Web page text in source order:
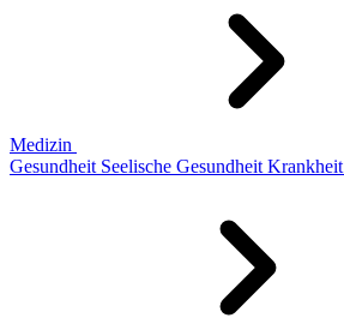
Medizin
Gesundheit Seelische Gesundheit Krankheit